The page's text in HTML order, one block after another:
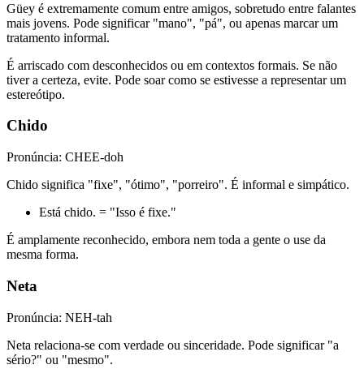
Güey é extremamente comum entre amigos, sobretudo entre falantes
mais jovens. Pode significar "mano", "pá", ou apenas marcar um
tratamento informal.
É arriscado com desconhecidos ou em contextos formais. Se não
tiver a certeza, evite. Pode soar como se estivesse a representar um
estereótipo.
Chido
Pronúncia: CHEE-doh
Chido significa "fixe", "ótimo", "porreiro". É informal e simpático.
Está chido. = "Isso é fixe."
É amplamente reconhecido, embora nem toda a gente o use da
mesma forma.
Neta
Pronúncia: NEH-tah
Neta relaciona-se com verdade ou sinceridade. Pode significar "a
sério?" ou "mesmo".